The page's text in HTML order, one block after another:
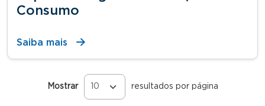
Consumo
Saiba mais
Mostrar resultados por página